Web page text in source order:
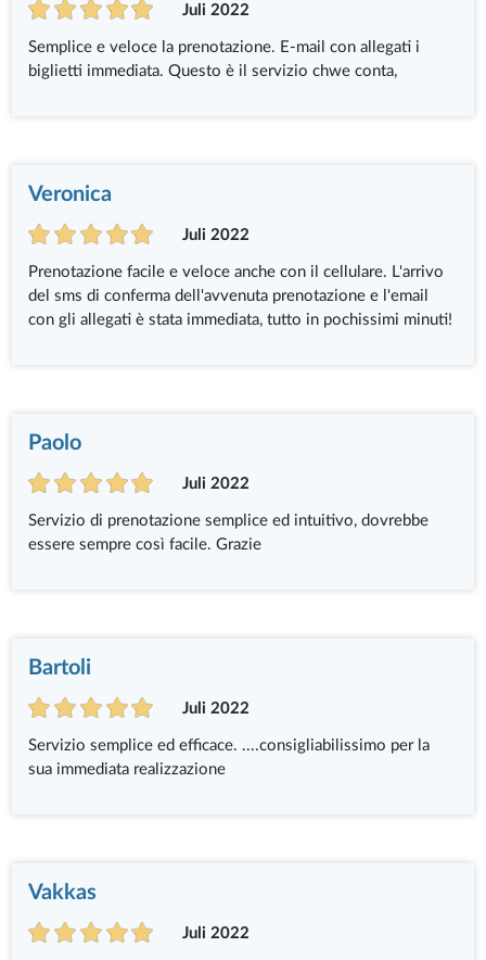
Juli 2022
Semplice e veloce la prenotazione. E-mail con allegati i
biglietti immediata. Questo è il servizio chwe conta,
Veronica
Juli 2022
Prenotazione facile e veloce anche con il cellulare. L'arrivo
del sms di conferma dell'avvenuta prenotazione e l'email
con gli allegati è stata immediata, tutto in pochissimi minuti!
Paolo
Juli 2022
Servizio di prenotazione semplice ed intuitivo, dovrebbe
essere sempre così facile. Grazie
Bartoli
Juli 2022
Servizio semplice ed efficace. ....consigliabilissimo per la
sua immediata realizzazione
Vakkas
Juli 2022